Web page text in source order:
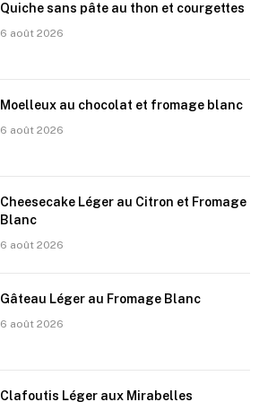
Quiche sans pâte au thon et courgettes
6 août 2026
Moelleux au chocolat et fromage blanc
6 août 2026
Cheesecake Léger au Citron et Fromage
Blanc
6 août 2026
Gâteau Léger au Fromage Blanc
6 août 2026
Clafoutis Léger aux Mirabelles